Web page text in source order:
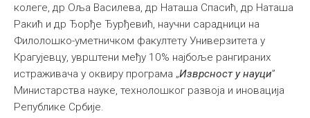
колеге, др Оља Василева, др Наташа Спасић, др Наташа
Ракић и др Ђорђе Ђурђевић, научни сарадници на
Филолошко-уметничком факултету Универзитета у
Крагујевцу, уврштени међу 10% најбоље рангираних
истраживача у оквиру програма „Изврсност у науци”
Министарства науке, технолошког развоја и иновација
Републике Србије.